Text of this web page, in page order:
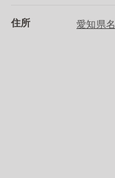
住所 愛知県